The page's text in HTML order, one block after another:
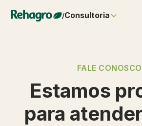
/Consultoria
FALE CONOSCO
Estamos
para